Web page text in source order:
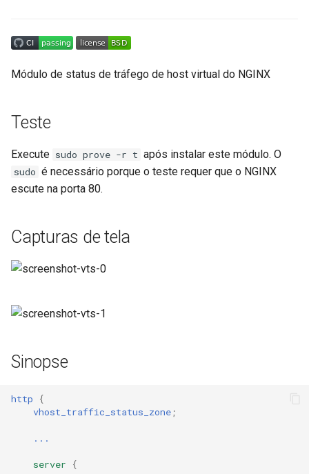
$os_name
grupo
tráfego em tempo real
Para excluir zonas
Para excluir zonas de
JSON
Json usado pelo status
Variáveis
etcd
exec
feishu-auth
ftpclient
hmac
hoedown
http2
Módulo de status de tráfego de host virtual do NGINX
Teste
Execute sudo prove -r t após instalar este módulo. O
sudo é necessário porque o teste requer que o NGINX
escute na porta 80.
Capturas de tela
Sinopse
http
{
vhost_traffic_status_zone ;
...
server {